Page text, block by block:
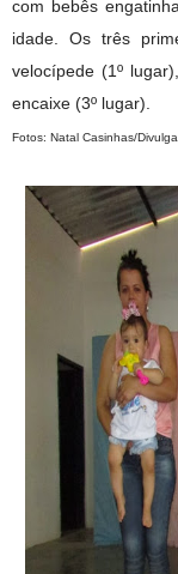
com bebês
idade. Os três
velocípede (1º
encaixe (3º lugar).
Fotos: Natal Casinhas/